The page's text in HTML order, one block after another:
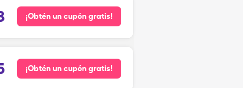
¡Obtén un cupón gratis!
¡Obtén un cupón gratis!